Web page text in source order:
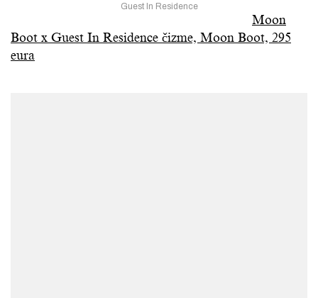
Guest In Residence
Moon
Boot x Guest In Residence čizme, Moon Boot, 295
eura